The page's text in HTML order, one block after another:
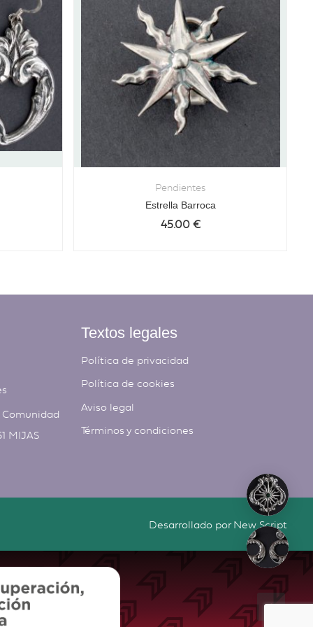
Pendientes
Estrella Barroca
45.00€
MIJAS
Textos legales
Política de privacidad
Política de cookies
Aviso legal
Términos y condiciones
Desarrollado porNew Script